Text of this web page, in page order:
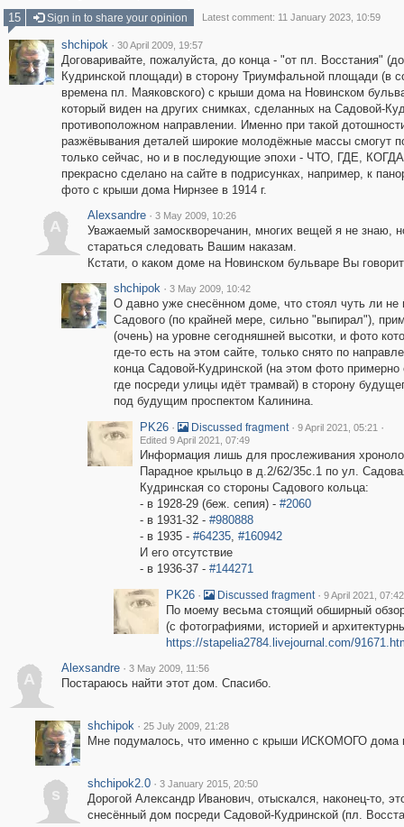
15
Sign in to share your opinion Latest comment: 11 January 2023, 10:59
shchipok · 30 April 2009, 19:57
Договаривайте, пожалуйста, до конца - "от пл. Восстания" (до
Кудринской площади) в сторону Триумфальной площади (в
времена пл. Маяковского) с крыши дома на Новинском
который виден на других снимках, сделанных на Садовой-
противоположном направлении. Именно при такой
разжёвывания деталей широкие молодёжные массы смогут
только сейчас, но и в последующие эпохи - ЧТО, ГДЕ,
прекрасно сделано на сайте в подрисунках, например, к
фото с крыши дома Нирнзее в 1914 г.
A
Alexsandre · 3 May 2009, 10:26
Уважаемый замоскворечанин, многих вещей я не знаю,
стараться следовать Вашим наказам.
Кстати, о каком доме на Новинском бульваре Вы
shchipok · 3 May 2009, 10:42
О давно уже снесённом доме, что стоял чуть ли не
Садового (по крайней мере, сильно "выпирал"),
(очень) на уровне сегодняшней высотки, и фото
где-то есть на этом сайте, только снято по
конца Садовой-Кудринской (на этом фото примерно
где посреди улицы идёт трамвай) в сторону
под будущим проспектом Калинина.
PK26 · Discussed fragment · 9 April 2021, 05:21 ·
Edited 9 April 2021, 07:49
Информация лишь для прослеживания
Парадное крыльцо в д.2/62/35с.1 по ул.
Кудринская со стороны Садового кольца:
- в 1928-29 (беж. сепия) - #2060
- в 1931-32 - #980888
- в 1935 - #64235, #160942
И его отсутствие
- в 1936-37 - #144271
PK26 · Discussed fragment · 9 April 2021, 07:42
По моему весьма стоящий обширный
(с фотографиями, историей и
https://stapelia2784.livejournal.com/
A
Alexsandre · 3 May 2009, 11:56
Постараюсь найти этот дом. Спасибо.
shchipok · 25 July 2009, 21:28
Мне подумалось, что именно с крыши ИСКОМОГО дома
s
shchipok2.0 · 3 January 2015, 20:50
Дорогой Александр Иванович, отыскался, наконец-то,
снесённый дом посреди Садовой-Кудринской (пл.